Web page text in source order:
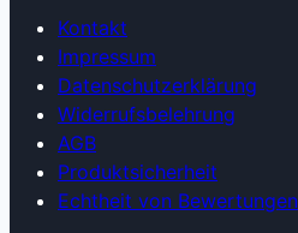
Kontakt
Impressum
Datenschutzerklärung
Widerrufsbelehrung
AGB
Produkt­sicherheit
Echtheit von Bewertungen